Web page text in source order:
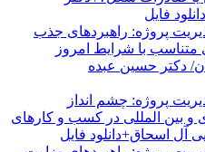
فایل
پروژه: راهبردهای جذب
متناسب با شرایط امروز
دکتر حسین عبده
پروژه: چشم انداز
و بین المللی در کسب و کارهای
آل اسحاق+دانلود فایل